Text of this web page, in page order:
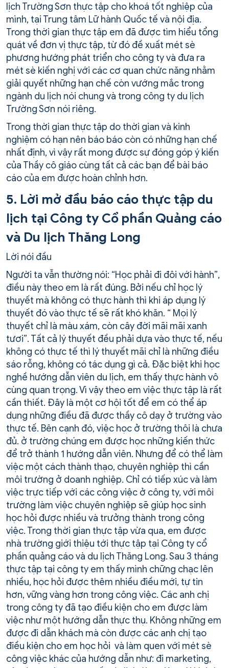
lịch Trường Sơn thực tập cho khoá tốt nghiệp của
mình, tại Trung tâm Lữ hành Quốc tế và nội địa.
Trong thời gian thực tập em đã được tìm hiểu tổng
quát về đơn vị thực tập, từ đó đề xuất mét sè
phương hướng phát triển cho công ty và đưa ra
mét sè kiến nghị với các cơ quan chức năng nhằm
giải quyết những hạn chế còn vướng mắc trong
ngành du lịch nói chung và trong công ty du lịch
Trường Sơn nói riêng.
Trong thời gian thực tập do thời gian và kinh
nghiệm có hạn nên báo báo còn có những hạn chế
nhất định, vì vậy rất mong được sự đóng góp ý kiến
của Thầy cô giáo cùng tất cả các bạn để bài báo
cáo của em được hoàn chỉnh hơn.
5. Lời mở đầu báo cáo thực tập du
lịch tại Công ty Cổ phần Quảng cáo
và Du lịch Thăng Long
Lời nói đầu
Người ta vẫn thường nói: “Học phải đi đôi với hành”,
điều này theo em là rất đúng. Bởi nếu chỉ học lý
thuyết mà không có thực hành thì khi áp dụng lý
thuyết đó vào thực tế sẽ rất khó khăn. “ Mọi lý
thuyết chỉ là màu xám, còn cây đời mãi mãi xanh
tươi”. Tất cả lý thuyết đều phải dựa vào thực tế, nếu
không có thực tế thì lý thuyết mãi chỉ là những điều
sáo rỗng, không có tác dụng gì cả. Đặc biệt khi học
nghề hướng dẫn viên du lịch, em thấy thực hành vô
cùng quan trọng. Vì vậy theo em việc thực tập là rất
cần thiết. Đây là một cơ hội tốt để em có thể áp
dụng những điều đã được thầy cô dạy ở trường vào
thực tế. Bên cạnh đó, việc học ở trường thôi là chưa
đủ. ở trường chúng em được học những kiến thức
để trở thành 1 hướng dẫn viên. Nhưng để có thể làm
việc một cách thành thạo, chuyên nghiệp thì cần
môi trường ở doanh nghiệp. Chỉ có tiếp xúc và làm
việc trực tiếp với các công việc ở công ty, với môi
trường làm việc chuyên nghiệp sẽ giúp học sinh
học hỏi được nhiều và trưởng thành trong công
việc. Trong thời gian thực tập vừa qua, em được
nhà trường giới thiệu tới thực tập tại Công ty cổ
phần quảng cáo và du lịch Thăng Long. Sau 3 tháng
thực tập tại công ty em thấy mình chững chạc lên
nhiều, học hỏi được thêm nhiều điều mới, tự tin
hơn, vững vàng hơn trong công việc. Các anh chị
trong công ty đã tạo điều kiện cho em được làm
việc như một hướng dẫn thực thụ. Không những em
được đi dẫn khách mà còn được các anh chị tạo
điều kiện cho em học hỏi và làm quen với mét sè
công việc khác của hướng dẫn như: đi marketing,